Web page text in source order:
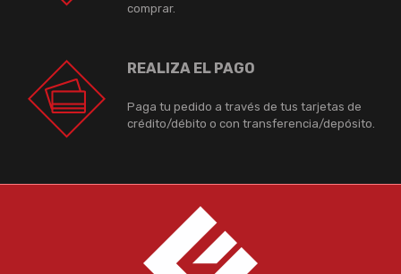
comprar.
REALIZA EL PAGO
Paga tu pedido a través de tus tarjetas de
crédito/débito o con transferencia/depósito.